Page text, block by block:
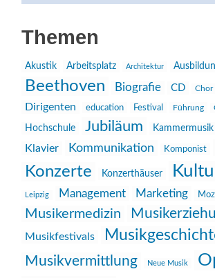
Themen
Akustik Arbeitsplatz Architektur
Beethoven Biografie CD Chor
Dirigenten education Festival Führung
Hochschule Jubiläum Kammermusik
Klavier
Kommunikation Komponist
Konzerte Konzerthäuser
Leipzig Management Marketing
Musikermedizin
Musikfestivals
Musikvermittlung Neue Musik